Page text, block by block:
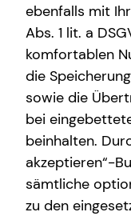
teamzukunft
Altersvorsorge
Kindervorsorge
Sach- und
Heinrich-
59759
+49
ebenfalls mit
Abs. 1 lit. a
komfortablen
die
sowie die
bei
beinhalten.
akzeptieren“-
sämtliche
zu den